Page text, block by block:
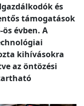
és
támogatások
évben. A
kihívásokra
az öntözési